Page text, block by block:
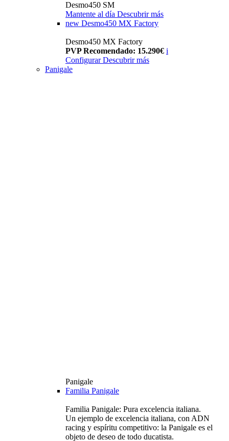
Desmo450 SM
Mantente al día Descubrir más
new Desmo450 MX Factory
Desmo450 MX Factory
PVP Recomendado: 15.290€ i
Configurar Descubrir más
Panigale
Panigale
Familia Panigale
Familia Panigale: Pura excelencia italiana.
Un ejemplo de excelencia italiana, con ADN
racing y espíritu competitivo: la Panigale es el
objeto de deseo de todo ducatista.